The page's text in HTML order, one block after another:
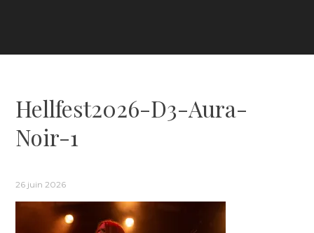
Hellfest2026-D3-Aura-
Noir-1
26 juin 2026